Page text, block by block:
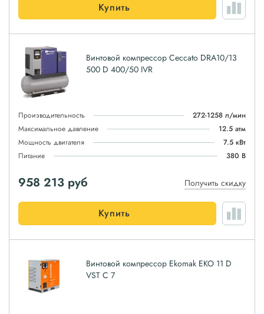
Купить
Винтовой компрессор Ceccato DRA10/13
500 D 400/50 IVR
Производительность
272-1258 л/мин
Максимальное давление
12.5 атм
Мощность двигателя
7.5 кВт
Питание
380 В
958 213 руб Получить скидку
Купить
Винтовой компрессор Ekomak EKO 11 D
VST C 7